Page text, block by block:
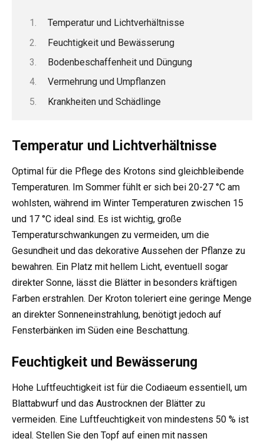
Temperatur und Lichtverhältnisse
Feuchtigkeit und Bewässerung
Bodenbeschaffenheit und Düngung
Vermehrung und Umpflanzen
Krankheiten und Schädlinge
Temperatur und Lichtverhältnisse
Optimal für die Pflege des Krotons sind gleichbleibende
Temperaturen. Im Sommer fühlt er sich bei 20-27 °C am
wohlsten, während im Winter Temperaturen zwischen 15
und 17 °C ideal sind. Es ist wichtig, große
Temperaturschwankungen zu vermeiden, um die
Gesundheit und das dekorative Aussehen der Pflanze zu
bewahren. Ein Platz mit hellem Licht, eventuell sogar
direkter Sonne, lässt die Blätter in besonders kräftigen
Farben erstrahlen. Der Kroton toleriert eine geringe Menge
an direkter Sonneneinstrahlung, benötigt jedoch auf
Fensterbänken im Süden eine Beschattung.
Feuchtigkeit und Bewässerung
Hohe Luftfeuchtigkeit ist für die Codiaeum essentiell, um
Blattabwurf und das Austrocknen der Blätter zu
vermeiden. Eine Luftfeuchtigkeit von mindestens 50 % ist
ideal. Stellen Sie den Topf auf einen mit nassen